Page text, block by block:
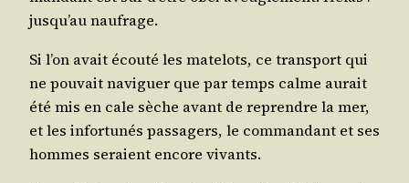
jusqu’au naufrage.
Si l’on avait écou­té les mate­lots, ce trans­port qui
ne pou­vait navi­guer que par temps calme aurait
été mis en cale sèche avant de reprendre la mer,
et les infor­tu­nés pas­sa­gers, le com­man­dant et ses
hommes seraient encore vivants.